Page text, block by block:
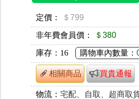
定價： ＄799
非年費會員價： ＄380
庫存： 16 購物車內數量：
相關商品 買貴通報
物流： 宅配、自取、超商取